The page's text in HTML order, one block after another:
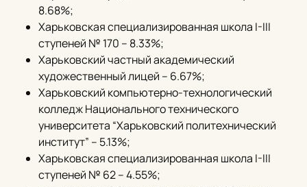
8.68%;
Харьковская специализированная школа I-III
ступеней № 170 – 8.33%;
Харьковский частный академический
художественный лицей – 6.67%;
Харьковский компьютерно-технологический
колледж Национального технического
университета “Харьковский политехнический
институт” – 5.13%;
Харьковская специализированная школа I-III
ступеней № 62 – 4.55%;